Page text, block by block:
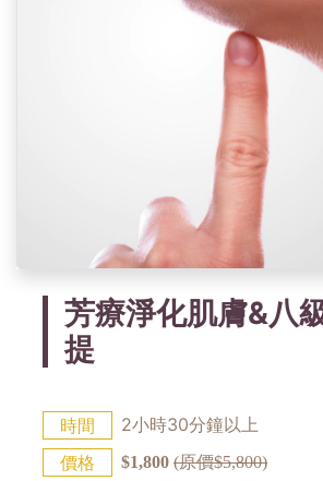
芳療淨化肌膚&八
提
時間
2小時30分鐘以上
價格
$1,800 (原價$5,800)